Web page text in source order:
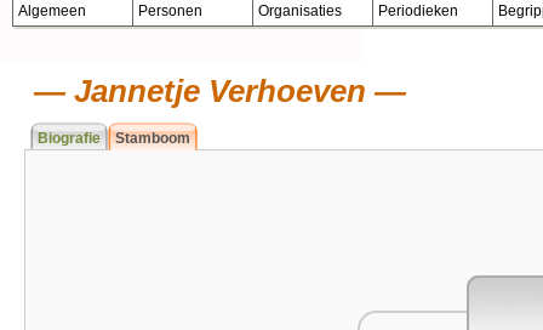
Algemeen Personen Organisaties Periodieken
Jannetje Verhoeven
Biografie Stamboom